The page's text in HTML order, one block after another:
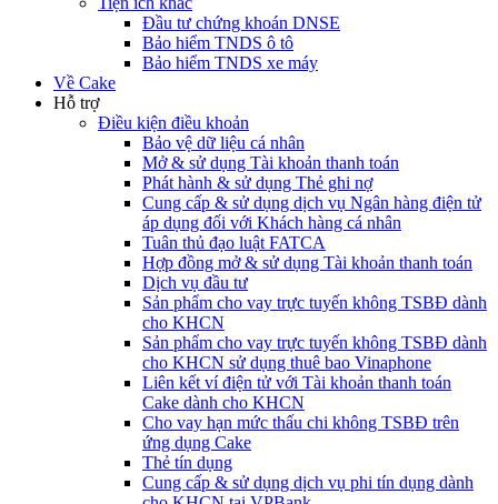
Đầu tư chứng khoán DNSE
Bảo hiểm TNDS ô tô
Bảo hiểm TNDS xe máy
Về Cake
Hỗ trợ
Điều kiện điều khoản
Bảo vệ dữ liệu cá nhân
Mở & sử dụng Tài khoản thanh toán
Phát hành & sử dụng Thẻ ghi nợ
Cung cấp & sử dụng dịch vụ Ngân hàng điện tử
áp dụng đối với Khách hàng cá nhân
Tuân thủ đạo luật FATCA
Hợp đồng mở & sử dụng Tài khoản thanh toán
Dịch vụ đầu tư
Sản phẩm cho vay trực tuyến không TSBĐ dành
cho KHCN
Sản phẩm cho vay trực tuyến không TSBĐ dành
cho KHCN sử dụng thuê bao Vinaphone
Liên kết ví điện tử với Tài khoản thanh toán
Cake dành cho KHCN
Cho vay hạn mức thấu chi không TSBĐ trên
ứng dụng Cake
Thẻ tín dụng
Cung cấp & sử dụng dịch vụ phi tín dụng dành